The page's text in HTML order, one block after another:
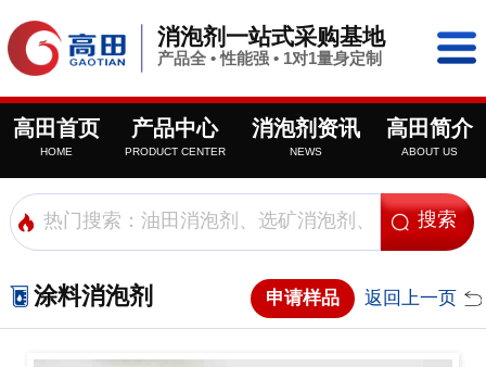
消泡剂一站式采购基地
产品全 • 性能强 • 1对1量身定制
高田首页
HOME
产品中心
PRODUCT CENTER
消泡剂资讯
NEWS
高田简介
ABOUT US
涂料消泡剂 申请样品 返回上一页